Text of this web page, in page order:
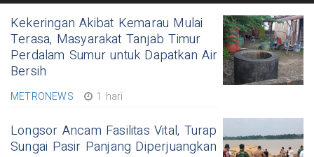
Kekeringan Akibat Kemarau Mulai
Terasa, Masyarakat Tanjab Timur
Perdalam Sumur untuk Dapatkan Air
Bersih
METRONEWS 1 hari
Longsor Ancam Fasilitas Vital, Turap
Sungai Pasir Panjang Diperjuangkan